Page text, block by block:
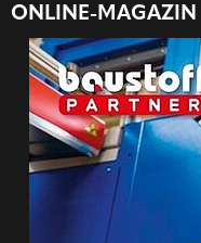
ONLINE-MAGAZIN